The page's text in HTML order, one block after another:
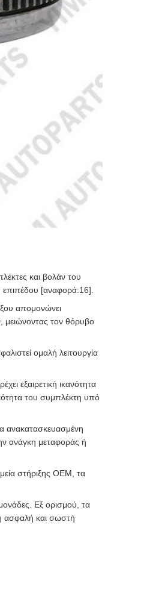
και βολάν του
επιπέδου [αναφορά:16].
απομονώνει
μειώνοντας τον θόρυβο
ομαλή λειτουργία
εξαιρετική ικανότητα
του συμπλέκτη υπό
ανακατασκευασμένη
ανάγκη μεταφοράς ή
στήριξης OEM, τα
Εξ ορισμού, τα
ασφαλή και σωστή